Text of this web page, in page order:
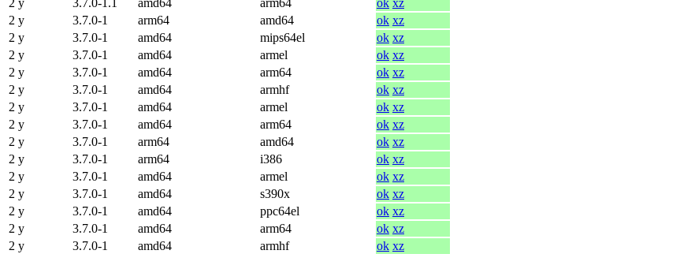
2 y
3.7.0-1.1 amd64 arm64 ok xz
2 y
3.7.0-1 arm64 amd64 ok xz
2 y
3.7.0-1 amd64 mips64el ok xz
2 y
3.7.0-1 amd64 armel ok xz
2 y
3.7.0-1 amd64 arm64 ok xz
2 y
3.7.0-1 amd64 armhf ok xz
2 y
3.7.0-1 amd64 armel ok xz
2 y
3.7.0-1 amd64 arm64 ok xz
2 y
3.7.0-1 arm64 amd64 ok xz
2 y
3.7.0-1 arm64 i386 ok xz
2 y
3.7.0-1 amd64 armel ok xz
2 y
3.7.0-1 amd64 s390x ok xz
2 y
3.7.0-1 amd64 ppc64el ok xz
2 y
3.7.0-1 amd64 arm64 ok xz
2 y
3.7.0-1 amd64 armhf ok xz